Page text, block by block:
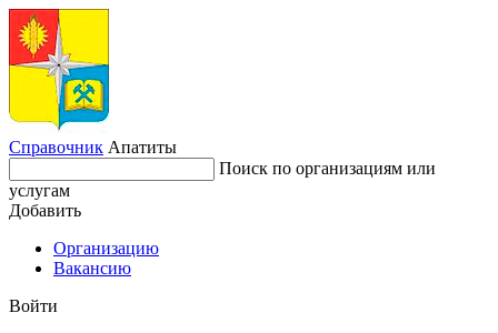
Справочник Апатиты
Поиск по организациям или
услугам
Добавить
Организацию
Вакансию
Войти